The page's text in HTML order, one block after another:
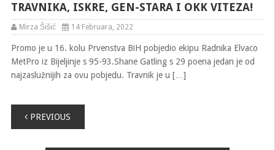
TRAVNIKA, ISKRE, GEN-STARA I OKK VITEZA!
Mirza Šišić 14 Februara, 2022
Promo je u 16. kolu Prvenstva BiH pobjedio ekipu Radnika Elvaco
MetPro iz Bijeljinje s 95-93.Shane Gatling s 29 poena jedan je od
najzaslužnijih za ovu pobjedu. Travnik je u […]
Navigacija
PREVIOUS